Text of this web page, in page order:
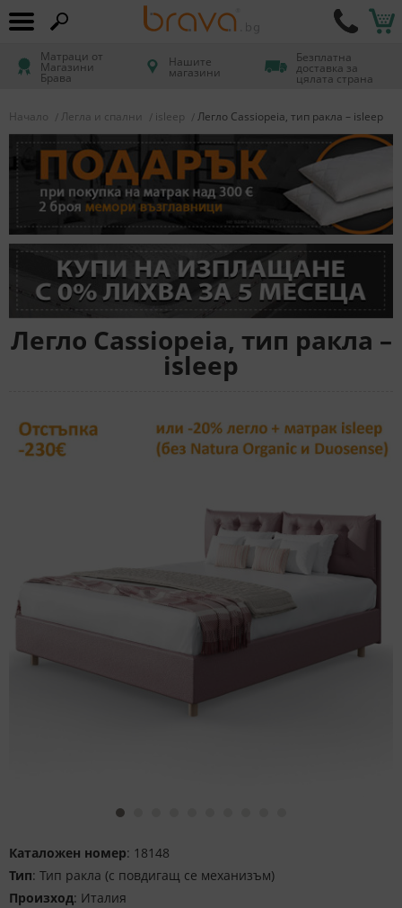
Матраци от
Магазини
Брава
Нашите
магазини
Безплатна
доставка за
цялата страна
Начало Легла и спални isleep Легло Cassiopeia, тип ракла – isleep
Легло Cassiopeia, тип ракла –
isleep
Каталожен номер: 18148
Тип: Тип ракла (с повдигащ се механизъм)
Произход: Италия